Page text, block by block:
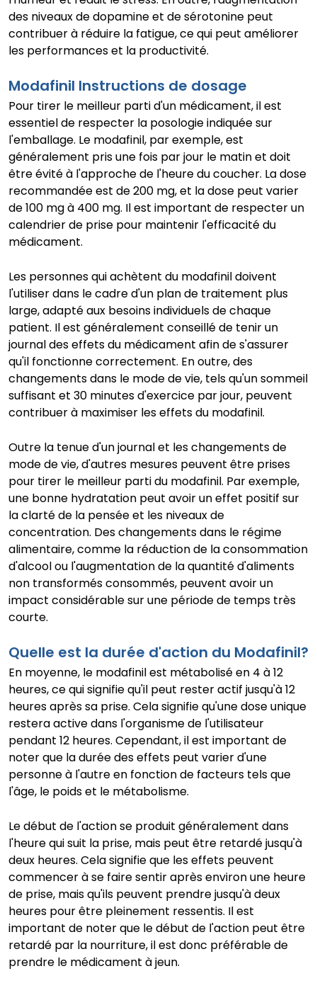
des niveaux de dopamine et de sérotonine peut
contribuer à réduire la fatigue, ce qui peut améliorer
les performances et la productivité.
Modafinil Instructions de dosage
Pour tirer le meilleur parti d'un médicament, il est
essentiel de respecter la posologie indiquée sur
l'emballage. Le modafinil, par exemple, est
généralement pris une fois par jour le matin et doit
être évité à l'approche de l'heure du coucher. La dose
recommandée est de 200 mg, et la dose peut varier
de 100 mg à 400 mg. Il est important de respecter un
calendrier de prise pour maintenir l'efficacité du
médicament.
Les personnes qui achètent du modafinil doivent
l'utiliser dans le cadre d'un plan de traitement plus
large, adapté aux besoins individuels de chaque
patient. Il est généralement conseillé de tenir un
journal des effets du médicament afin de s'assurer
qu'il fonctionne correctement. En outre, des
changements dans le mode de vie, tels qu'un sommeil
suffisant et 30 minutes d'exercice par jour, peuvent
contribuer à maximiser les effets du modafinil.
Outre la tenue d'un journal et les changements de
mode de vie, d'autres mesures peuvent être prises
pour tirer le meilleur parti du modafinil. Par exemple,
une bonne hydratation peut avoir un effet positif sur
la clarté de la pensée et les niveaux de
concentration. Des changements dans le régime
alimentaire, comme la réduction de la consommation
d'alcool ou l'augmentation de la quantité d'aliments
non transformés consommés, peuvent avoir un
impact considérable sur une période de temps très
courte.
Quelle est la durée d'action du Modafinil?
En moyenne, le modafinil est métabolisé en 4 à 12
heures, ce qui signifie qu'il peut rester actif jusqu'à 12
heures après sa prise. Cela signifie qu'une dose unique
restera active dans l'organisme de l'utilisateur
pendant 12 heures. Cependant, il est important de
noter que la durée des effets peut varier d'une
personne à l'autre en fonction de facteurs tels que
l'âge, le poids et le métabolisme.
Le début de l'action se produit généralement dans
l'heure qui suit la prise, mais peut être retardé jusqu'à
deux heures. Cela signifie que les effets peuvent
commencer à se faire sentir après environ une heure
de prise, mais qu'ils peuvent prendre jusqu'à deux
heures pour être pleinement ressentis. Il est
important de noter que le début de l'action peut être
retardé par la nourriture, il est donc préférable de
prendre le médicament à jeun.